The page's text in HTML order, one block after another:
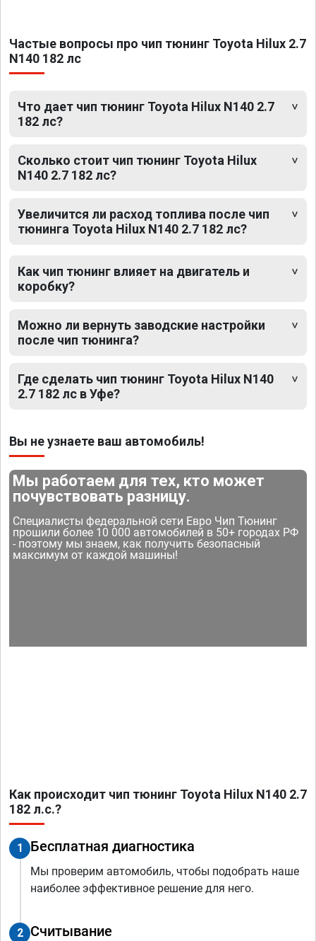
Частые вопросы про чип тюнинг Toyota Hilux 2.7
N140 182 лс
Что дает чип тюнинг Toyota Hilux N140 2.7
182 лс?
Сколько стоит чип тюнинг Toyota Hilux
N140 2.7 182 лс?
Увеличится ли расход топлива после чип
тюнинга Toyota Hilux N140 2.7 182 лс?
Как чип тюнинг влияет на двигатель и
коробку?
Можно ли вернуть заводские настройки
после чип тюнинга?
Где сделать чип тюнинг Toyota Hilux N140
2.7 182 лс в Уфе?
Вы не узнаете ваш автомобиль!
Мы работаем для тех, кто может
почувствовать разницу.
Специалисты федеральной сети Евро Чип Тюнинг
прошили более 10 000 автомобилей в 50+ городах РФ
- поэтому мы знаем, как получить безопасный
максимум от каждой машины!
Как происходит чип тюнинг Toyota Hilux N140 2.7
182 л.с.?
1 Бесплатная диагностика
Мы проверим автомобиль, чтобы подобрать наше
наиболее эффективное решение для него.
2 Считывание